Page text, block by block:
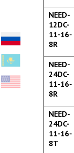
NEED-
12DC-
11-16-
8R
NEED-
24DC-
11-16-
8R
NEED-
24DC-
11-16-
8T